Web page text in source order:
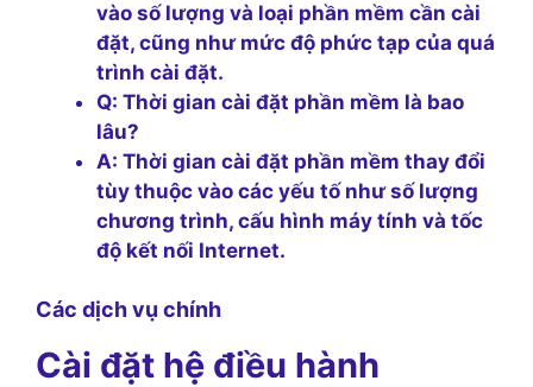
vào số lượng và loại phần mềm cần cài
đặt, cũng như mức độ phức tạp của quá
trình cài đặt.
Q: Thời gian cài đặt phần mềm là bao
lâu?
A: Thời gian cài đặt phần mềm thay đổi
tùy thuộc vào các yếu tố như số lượng
chương trình, cấu hình máy tính và tốc
độ kết nối Internet.
Các dịch vụ chính
Cài đặt hệ điều hành